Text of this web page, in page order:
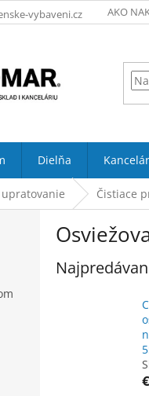
vybaveni.cz AKO
Dielňa
Čistiace